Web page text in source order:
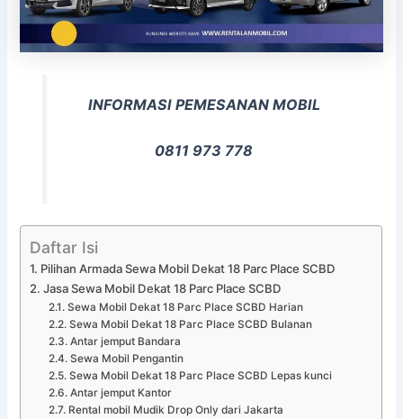
INFORMASI PEMESANAN MOBIL
0811 973 778
Daftar Isi
Pilihan Armada Sewa Mobil Dekat 18 Parc Place SCBD
Jasa Sewa Mobil Dekat 18 Parc Place SCBD
Sewa Mobil Dekat 18 Parc Place SCBD Harian
Sewa Mobil Dekat 18 Parc Place SCBD Bulanan
Antar jemput Bandara
Sewa Mobil Pengantin
Sewa Mobil Dekat 18 Parc Place SCBD Lepas kunci
Antar jemput Kantor
Rental mobil Mudik Drop Only dari Jakarta